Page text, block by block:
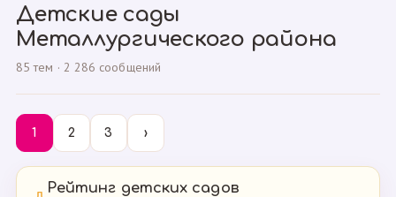
Детские сады
Металлургического района
85 тем · 2 286 сообщений
1 2 3 ›
Рейтинг детских садов